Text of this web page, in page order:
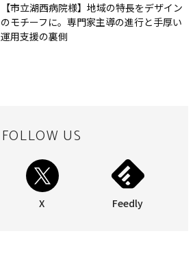
【市立湖西病院様】地域の特長をデザイン
のモチーフに。専門家主導の進行と手厚い
運用支援の裏側
FOLLOW US
X Feedly